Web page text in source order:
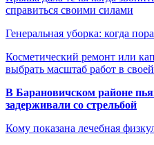
справиться своими силами
Генеральная уборка: когда
Косметический ремонт или
выбрать масштаб работ в
В Барановичском районе
задерживали со стрельбой
Кому показана лечебная